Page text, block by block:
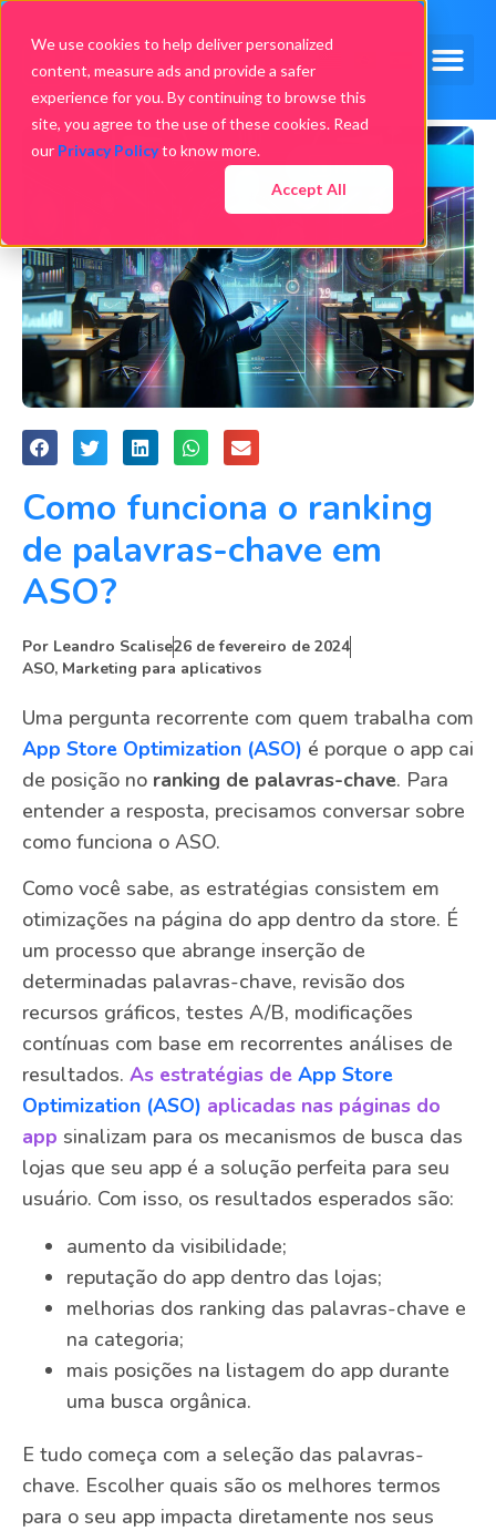
We use cookies to help deliver personalized
content, measure ads and provide a safer
experience for you. By continuing to browse this
site, you agree to the use of these cookies. Read
our Privacy Policyto know more.
Accept All
Como funciona o ranking
de palavras-chave em
ASO?
Por Leandro Scalise26 de fevereiro de 2024
ASO, Marketing para aplicativos
Uma pergunta recorrente com quem trabalha com
App Store Optimization (ASO) é porque o app cai
de posição no ranking de palavras-chave. Para
entender a resposta, precisamos conversar sobre
como funciona o ASO.
Como você sabe, as estratégias consistem em
otimizações na página do app dentro da store. É
um processo que abrange inserção de
determinadas palavras-chave, revisão dos
recursos gráficos, testes A/B, modificações
contínuas com base em recorrentes análises de
resultados. As estratégias de App Store
Optimization (ASO) aplicadas nas páginas do
app sinalizam para os mecanismos de busca das
lojas que seu app é a solução perfeita para seu
usuário. Com isso, os resultados esperados são:
aumento da visibilidade;
reputação do app dentro das lojas;
melhorias dos ranking das palavras-chave e
na categoria;
mais posições na listagem do app durante
uma busca orgânica.
E tudo começa com a seleção das palavras-
chave. Escolher quais são os melhores termos
para o seu app impacta diretamente nos seus